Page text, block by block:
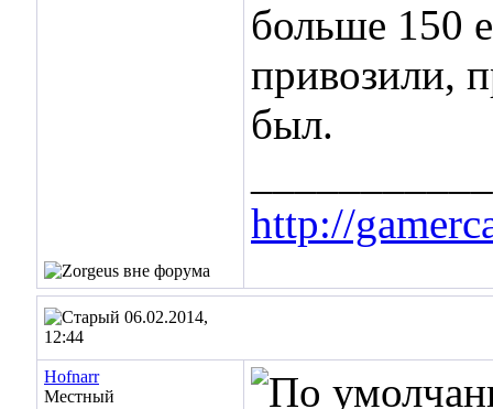
больше 150
привозили,
был.
http://
06.02.2014,
12:44
Hofnarr
Местный